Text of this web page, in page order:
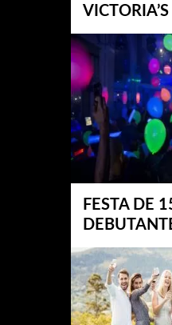
VICTORIA’S
FESTA DE